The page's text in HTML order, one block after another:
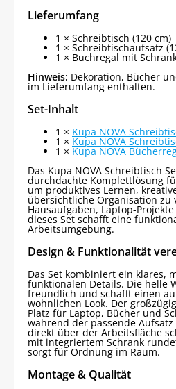
Lieferumfang
1 × Schreibtisch (120 cm)
1 × Schreibtischaufsatz
1 × Buchregal mit
Hinweis: Dekoration, Bücher
im Lieferumfang enthalten.
Set-Inhalt
1 × Kupa NOVA
1 × Kupa NOVA
1 × Kupa NOVA
Das Kupa NOVA Schreibtisch
durchdachte Komplettlösung
um produktives Lernen,
übersichtliche Organisation zu
Hausaufgaben, Laptop-
dieses Set schafft eine
Arbeitsumgebung.
Design & Funktionalität
Das Set kombiniert ein klares,
funktionalen Details. Die helle
freundlich und schafft einen
wohnlichen Look. Der
Platz für Laptop, Bücher und
während der passende
direkt über der Arbeitsfläche
mit integriertem Schrank
sorgt für Ordnung im Raum.
Montage & Qualität